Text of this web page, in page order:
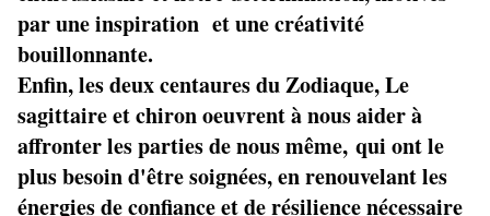
par une inspiration et une créativité
bouillonnante.
Enfin, les deux centaures du Zodiaque, Le
sagittaire et chiron oeuvrent à nous aider à
affronter les parties de nous même, qui ont le
plus besoin d'être soignées, en renouvelant les
énergies de confiance et de résilience nécessaire